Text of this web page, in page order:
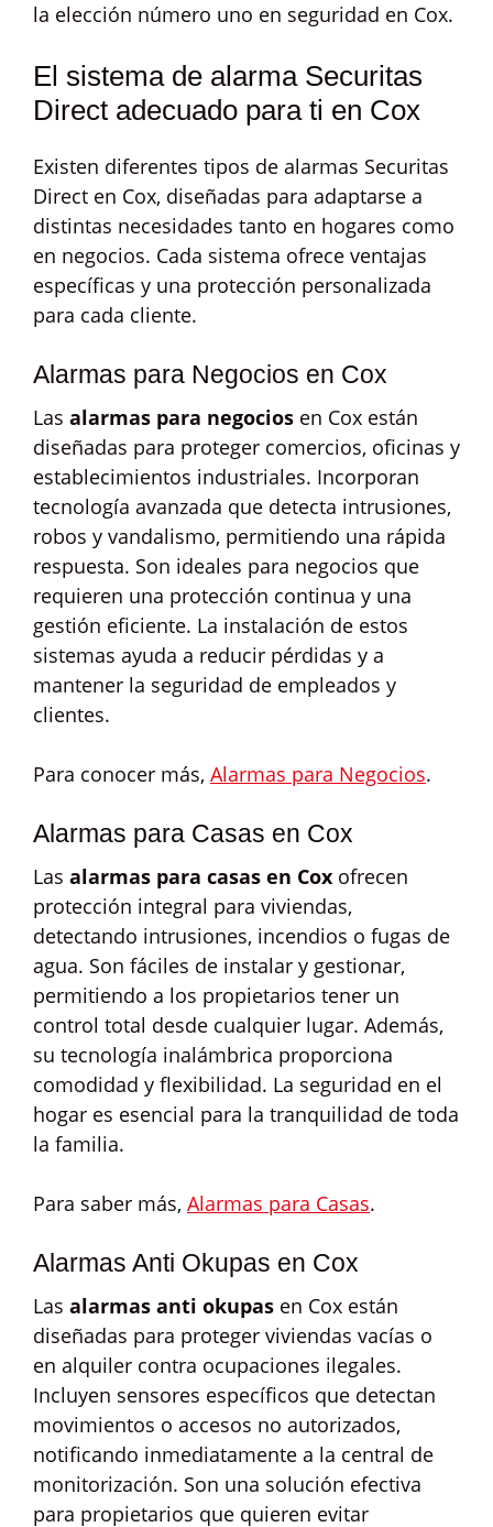
la elección número uno en seguridad en Cox.
El sistema de alarma Securitas
Direct adecuado para ti en Cox
Existen diferentes tipos de alarmas Securitas
Direct en Cox, diseñadas para adaptarse a
distintas necesidades tanto en hogares como
en negocios. Cada sistema ofrece ventajas
específicas y una protección personalizada
para cada cliente.
Alarmas para Negocios en Cox
Las alarmas para negocios en Cox están
diseñadas para proteger comercios, oficinas y
establecimientos industriales. Incorporan
tecnología avanzada que detecta intrusiones,
robos y vandalismo, permitiendo una rápida
respuesta. Son ideales para negocios que
requieren una protección continua y una
gestión eficiente. La instalación de estos
sistemas ayuda a reducir pérdidas y a
mantener la seguridad de empleados y
clientes.
Para conocer más, Alarmas para Negocios.
Alarmas para Casas en Cox
Las alarmas para casas en Cox ofrecen
protección integral para viviendas,
detectando intrusiones, incendios o fugas de
agua. Son fáciles de instalar y gestionar,
permitiendo a los propietarios tener un
control total desde cualquier lugar. Además,
su tecnología inalámbrica proporciona
comodidad y flexibilidad. La seguridad en el
hogar es esencial para la tranquilidad de toda
la familia.
Para saber más, Alarmas para Casas.
Alarmas Anti Okupas en Cox
Las alarmas anti okupas en Cox están
diseñadas para proteger viviendas vacías o
en alquiler contra ocupaciones ilegales.
Incluyen sensores específicos que detectan
movimientos o accesos no autorizados,
notificando inmediatamente a la central de
monitorización. Son una solución efectiva
para propietarios que quieren evitar